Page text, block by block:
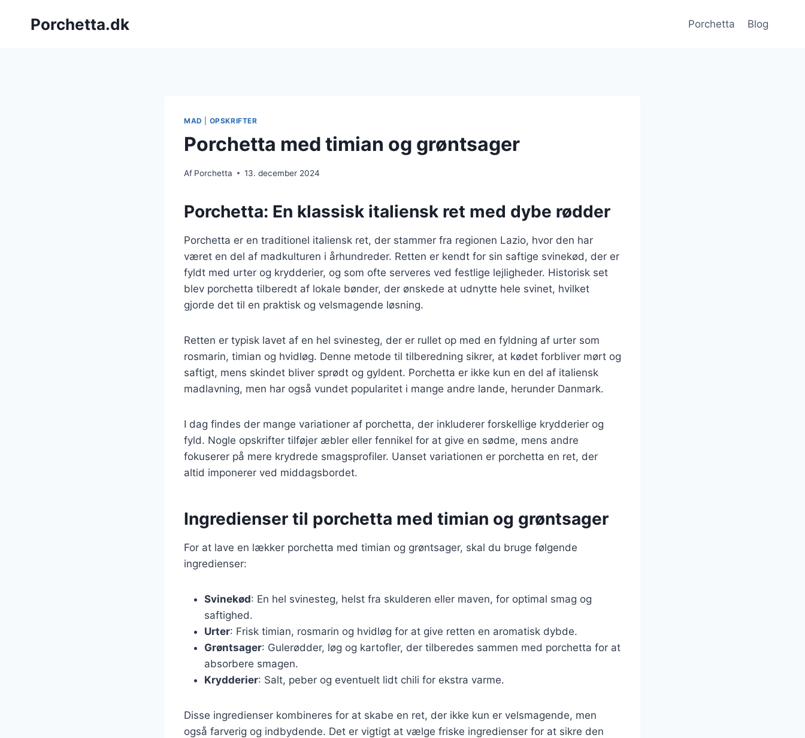
Porchetta.dk Porchetta Blog
MAD OPSKRIFTER
Porchetta med timian og grøntsager
Af Porchetta 13. december 2024
Porchetta: En klassisk italiensk ret med dybe rødder
Porchetta er en traditionel italiensk ret, der stammer fra regionen Lazio, hvor den har
været en del af madkulturen i århundreder. Retten er kendt for sin saftige svinekød, der er
fyldt med urter og krydderier, og som ofte serveres ved festlige lejligheder. Historisk set
blev porchetta tilberedt af lokale bønder, der ønskede at udnytte hele svinet, hvilket
gjorde det til en praktisk og velsmagende løsning.
Retten er typisk lavet af en hel svinesteg, der er rullet op med en fyldning af urter som
rosmarin, timian og hvidløg. Denne metode til tilberedning sikrer, at kødet forbliver mørt og
saftigt, mens skindet bliver sprødt og gyldent. Porchetta er ikke kun en del af italiensk
madlavning, men har også vundet popularitet i mange andre lande, herunder Danmark.
I dag findes der mange variationer af porchetta, der inkluderer forskellige krydderier og
fyld. Nogle opskrifter tilføjer æbler eller fennikel for at give en sødme, mens andre
fokuserer på mere krydrede smagsprofiler. Uanset variationen er porchetta en ret, der
altid imponerer ved middagsbordet.
Ingredienser til porchetta med timian og grøntsager
For at lave en lækker porchetta med timian og grøntsager, skal du bruge følgende
ingredienser:
Svinekød: En hel svinesteg, helst fra skulderen eller maven, for optimal smag og
saftighed.
Urter: Frisk timian, rosmarin og hvidløg for at give retten en aromatisk dybde.
Grøntsager: Gulerødder, løg og kartofler, der tilberedes sammen med porchetta for at
absorbere smagen.
Krydderier: Salt, peber og eventuelt lidt chili for ekstra varme.
Disse ingredienser kombineres for at skabe en ret, der ikke kun er velsmagende, men
også farverig og indbydende. Det er vigtigt at vælge friske ingredienser for at sikre den